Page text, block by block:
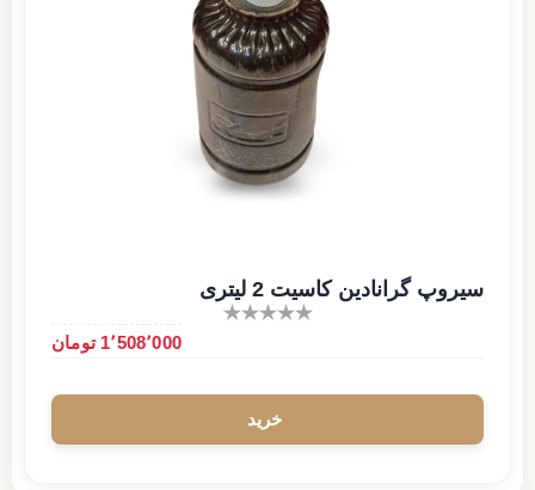
سیروپ گرانادین کاسیت 2 لیتری
1٬508٬000 تومان